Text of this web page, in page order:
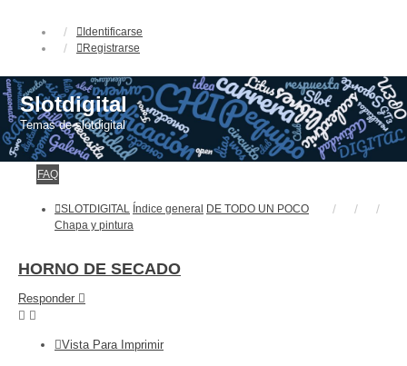
Identificarse
Registrarse
Slotdigital
Temas de slotdigital
FAQ
SLOTDIGITAL Índice general DE TODO UN POCO
Chapa y pintura
HORNO DE SECADO
Responder
Vista Para Imprimir